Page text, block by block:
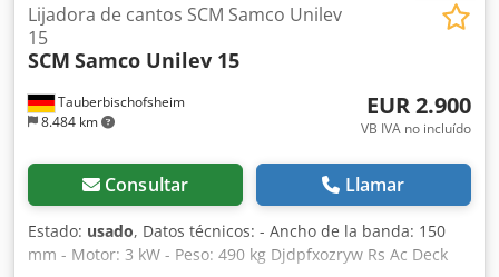
Tauberbischofsheim
8.484 km
Lijadora de cantos SCM Samco Unilev
15
SCM Samco Unilev 15
EUR 2.900
VB IVA no incluído
Consultar Llamar
Estado: usado, Datos técnicos: - Ancho de la banda: 150
mm - Motor: 3 kW - Peso: 490 kg Djdpfxozryw Rs Ac Deck